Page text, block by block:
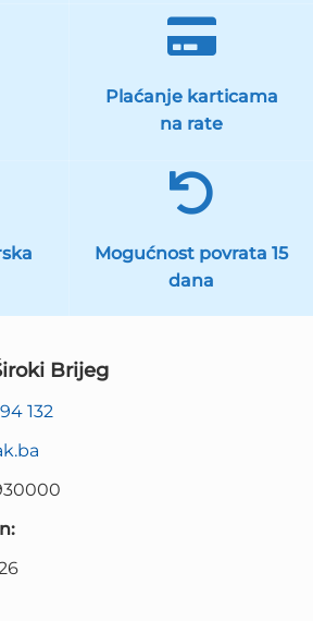
Plaćanje karticama
na rate
Mogućnost povrata 15
dana
Brijeg
132